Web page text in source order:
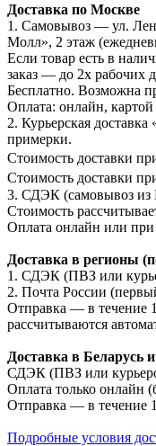
Доставка по Москве
1. Самовывоз — ул.
Молл», 2 этаж
Если товар есть в
заказ — до 2х рабочих
Бесплатно. Возможна
Оплата: онлайн,
2. Курьерская
примерки.
Стоимость доставки
Стоимость доставки
3. СДЭК (самовывоз из
Стоимость
Оплата онлайн или
Доставка в регионы
1. СДЭК (ПВЗ или
2. Почта России
Отправка — в течение
рассчитываются
Доставка в Беларусь
СДЭК (ПВЗ или
Оплата только онлайн
Отправка — в течение
Подробные условия